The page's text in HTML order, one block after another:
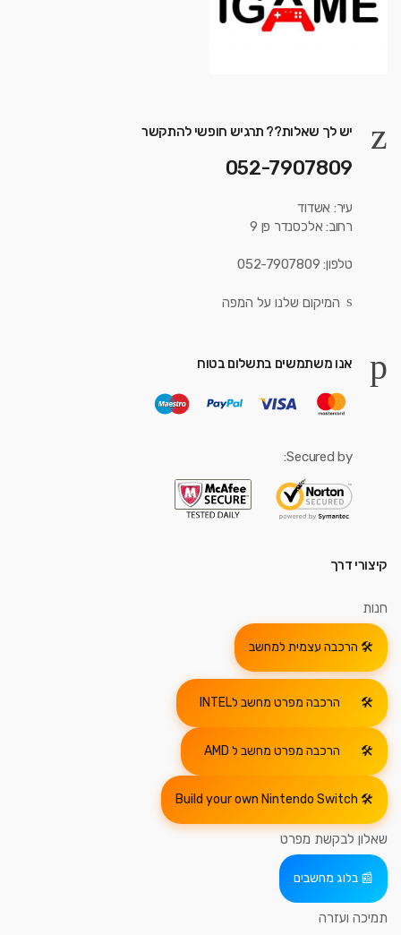
יש לך שאלות?? תרגיש חופשי להתקשר
052-7907809
עיר: אשדוד
רחוב: אלכסנדר פן 9
טלפון: 052-7907809
המיקום שלנו על המפה
אנו משתמשים בתשלום בטוח
Secured by:
קיצורי דרך
חנות
הרכבה עצמית למחשב
הרכבה מפרט מחשב לINTEL
הרכבה מפרט מחשב ל AMD
Build your own Nintendo Switch
שאלון לבקשת מפרט
בלוג מחשבים
תמיכה ועזרה